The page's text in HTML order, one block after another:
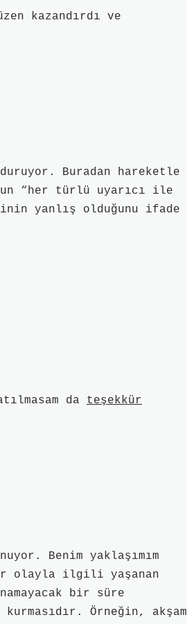
kazandırdı ve
Buradan hareketle
“her türlü uyarıcı ile
yanlış olduğunu ifade
da teşekkür
Benim yaklaşımım
olayla ilgili yaşanan
bir süre
Örneğin, akşam